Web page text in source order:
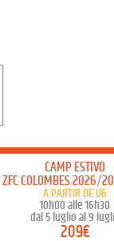
CAMP ESTIVO
ZFC COLOMBES 2026/
A PARTIR DE U6
10h00 alle 16h30
dal 5 luglio al 9
209€